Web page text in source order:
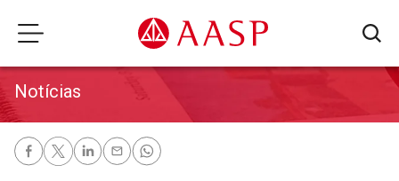
Notícias